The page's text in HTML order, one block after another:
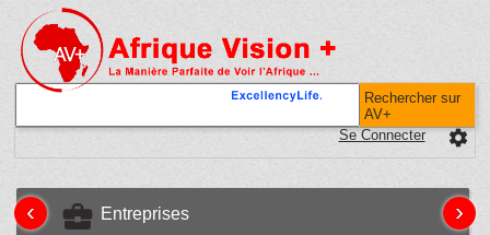
Rechercher sur
AV+
settings
Se Connecter
business_center Entreprises
‹ ›